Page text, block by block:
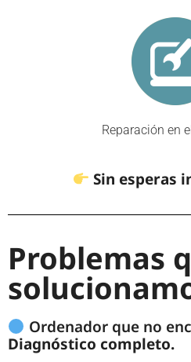
Reparación en
Sin esperas
Problemas
Ordenador que no
Diagnóstico completo.